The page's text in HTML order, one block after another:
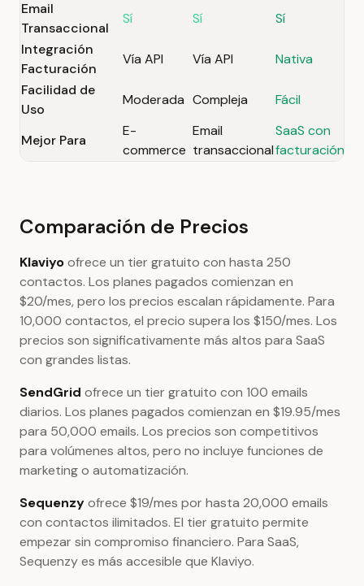
Email
Transaccional
Sí Sí
Sí
Integración
Facturación
Vía API Vía API
Nativa
Facilidad de
Uso
Moderada Compleja Fácil
Mejor Para
E-
commerce
Email
transaccional
SaaS con
facturación
Comparación de Precios
Klaviyoofrece un tier gratuito con hasta 250
contactos. Los planes pagados comienzan en
$20/mes, pero los precios escalan rápidamente. Para
10,000 contactos, el precio supera los $150/mes. Los
precios son significativamente más altos para SaaS
con grandes listas.
SendGrid ofrece un tier gratuito con 100 emails
diarios. Los planes pagados comienzan en $19.95/mes
para 50,000 emails. Los precios son competitivos
para volúmenes altos, pero no incluye funciones de
marketing o automatización.
Sequenzyofrece $19/mes por hasta 20,000 emails
con contactos ilimitados. El tier gratuito permite
empezar sin compromiso financiero. Para SaaS,
Sequenzy es más accesible que Klaviyo.